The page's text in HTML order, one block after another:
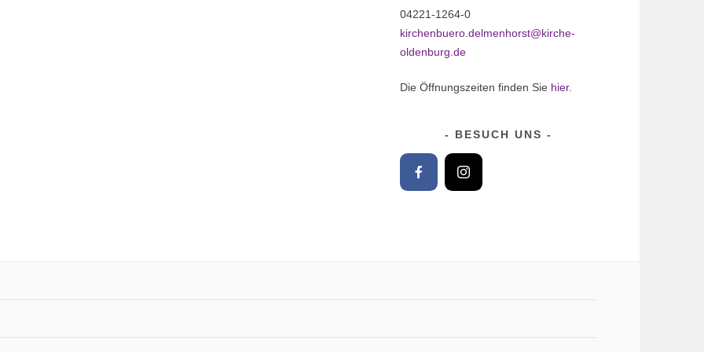
04221-1264-0
kirchenbuero.delmenhorst@kirche-
oldenburg.de
Die Öffnungszeiten finden Sie hier.
BESUCH UNS